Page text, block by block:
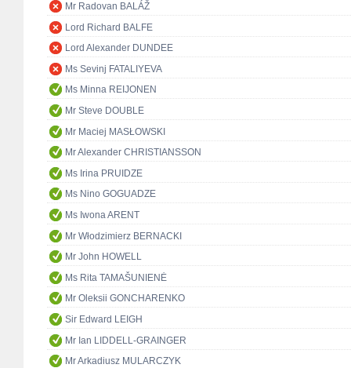
Mr Radovan BALÁŽ
Lord Richard BALFE
Lord Alexander DUNDEE
Ms Sevinj FATALIYEVA
Ms Minna REIJONEN
Mr Steve DOUBLE
Mr Maciej MASŁOWSKI
Mr Alexander CHRISTIANSSON
Ms Irina PRUIDZE
Ms Nino GOGUADZE
Ms Iwona ARENT
Mr Włodzimierz BERNACKI
Mr John HOWELL
Ms Rita TAMAŠUNIENĖ
Mr Oleksii GONCHARENKO
Sir Edward LEIGH
Mr Ian LIDDELL-GRAINGER
Mr Arkadiusz MULARCZYK